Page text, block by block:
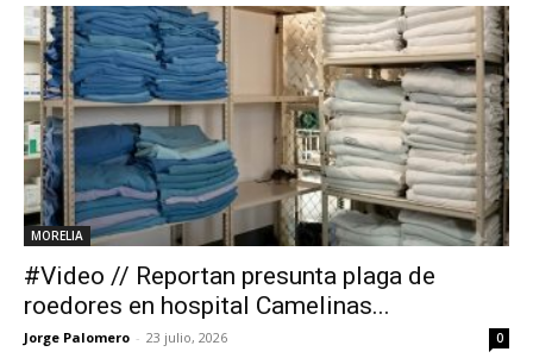
MORELIA
#Video // Reportan presunta plaga de
roedores en hospital Camelinas...
Jorge Palomero - 23 julio, 2026 0